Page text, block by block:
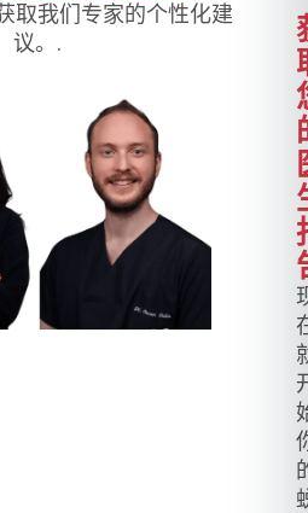
取我们专家的个性化建
议。.